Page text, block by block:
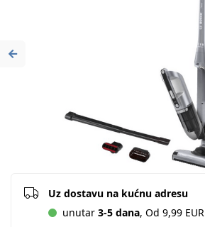
Previous
Uz dostavu na kućnu adresu
unutar 3-5 dana, Od 9,99 EUR